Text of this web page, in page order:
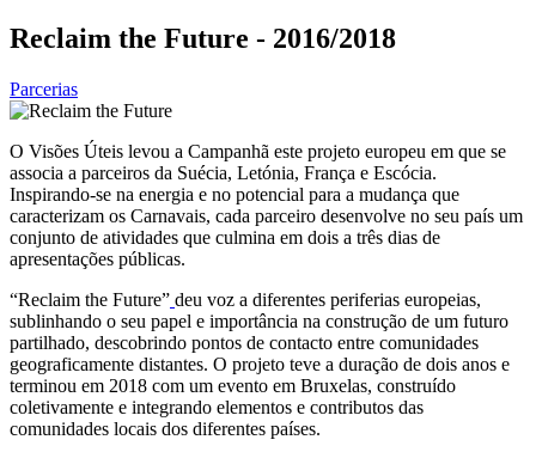
Reclaim the Future - 2016/2018
Parcerias
O Visões Úteis levou a Campanhã este projeto europeu em que se
associa a parceiros da Suécia, Letónia, França e Escócia.
Inspirando-se na energia e no potencial para a mudança que
caracterizam os Carnavais, cada parceiro desenvolve no seu país um
conjunto de atividades que culmina em dois a três dias de
apresentações públicas.
“Reclaim the Future” deu voz a diferentes periferias europeias,
sublinhando o seu papel e importância na construção de um futuro
partilhado, descobrindo pontos de contacto entre comunidades
geograficamente distantes. O projeto teve a duração de dois anos e
terminou em 2018 com um evento em Bruxelas, construído
coletivamente e integrando elementos e contributos das
comunidades locais dos diferentes países.